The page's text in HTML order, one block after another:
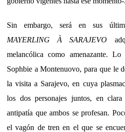
Sin embargo, será en sus
MAYERLING À SARAJEVO
melancólica como amenazante.
Sophbie a Montenuovo, para que le
la visita a Sarajevo, en cuya
los dos personajes juntos, en
antipatía que ambos se profesan.
el vagón de tren en el que se